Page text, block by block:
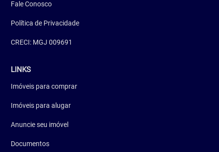
Fale Conosco
Política de Privacidade
CRECI: MGJ 009691
LINKS
Imóveis para comprar
Imóveis para alugar
Anuncie seu imóvel
Documentos